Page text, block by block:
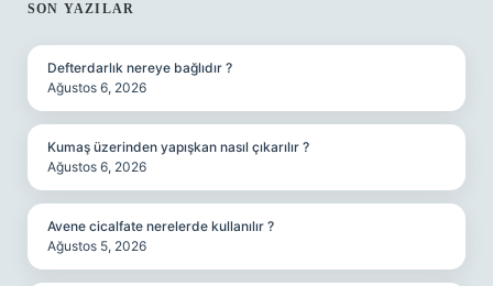
SIDEBAR
SON YAZILAR
Defterdarlık nereye bağlıdır ?
Ağustos 6, 2026
Kumaş üzerinden yapışkan nasıl çıkarılır ?
Ağustos 6, 2026
Avene cicalfate nerelerde kullanılır ?
Ağustos 5, 2026